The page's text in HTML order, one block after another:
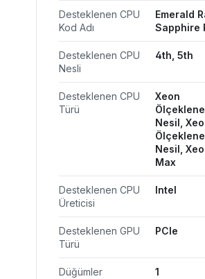
Desteklenen CPU
Kod Adı
Emerald
Sapphire
Desteklenen CPU
Nesli
4th, 5th
Desteklenen CPU
Türü
Xeon
Nesil,
Nesil,
Max
Desteklenen CPU
Üreticisi
Intel
Desteklenen GPU
Türü
PCIe
Düğümler 1